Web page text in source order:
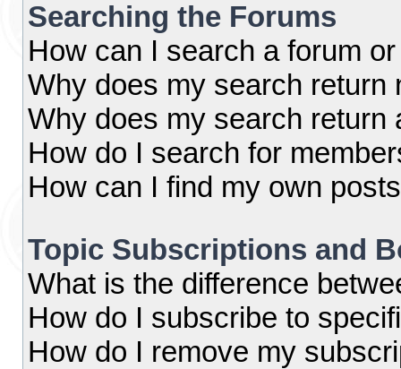
Searching the Forums
How can I search a forum
Why does my search return
Why does my search return
How do I search for
How can I find my own
Topic Subscriptions and
What is the difference
How do I subscribe to
How do I remove my